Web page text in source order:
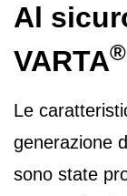
Al
VARTA®
Le
generazione
sono state